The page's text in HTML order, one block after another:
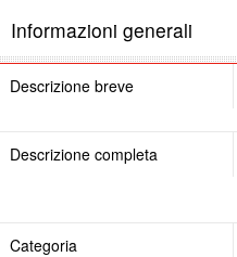
Informazioni generali
Descrizione breve
Descrizione completa
Categoria